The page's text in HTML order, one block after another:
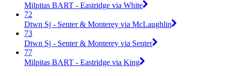
Milpitas BART - Eastridge via White
72
Dtwn Sj - Senter & Monterey via McLaughlin
73
Dtwn Sj - Senter & Monterey via Senter
77
Milpitas BART - Eastridge via King